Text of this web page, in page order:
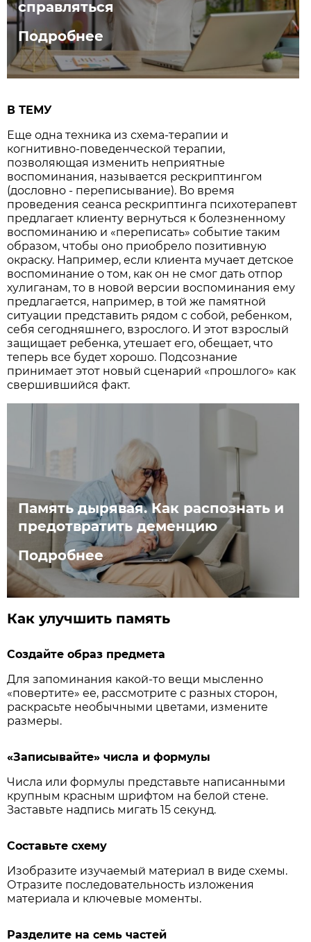
справляться
Подробнее
В ТЕМУ
Еще одна техника из схема-терапии и
когнитивно-поведенческой терапии,
позволяющая изменить неприятные
воспоминания, называется рескриптингом
(дословно - переписывание). Во время
проведения сеанса рескриптинга психотерапевт
предлагает клиенту вернуться к болезненному
воспоминанию и «переписать» событие таким
образом, чтобы оно приобрело позитивную
окраску. Например, если клиента мучает детское
воспоминание о том, как он не смог дать отпор
хулиганам, то в новой версии воспоминания ему
предлагается, например, в той же памятной
ситуации представить рядом с собой, ребенком,
себя сегодняшнего, взрослого. И этот взрослый
защищает ребенка, утешает его, обещает, что
теперь все будет хорошо. Подсознание
принимает этот новый сценарий «прошлого» как
свершившийся факт.
Память дырявая. Как распознать и
предотвратить деменцию
Подробнее
Как улучшить память
Создайте образ предмета
Для запоминания какой-то вещи мысленно
«повертите» ее, рассмотрите с разных сторон,
раскрасьте необычными цветами, измените
размеры.
«Записывайте» числа и формулы
Числа или формулы представьте написанными
крупным красным шрифтом на белой стене.
Заставьте надпись мигать 15 секунд.
Составьте схему
Изобразите изучаемый материал в виде схемы.
Отразите последовательность изложения
материала и ключевые моменты.
Разделите на семь частей